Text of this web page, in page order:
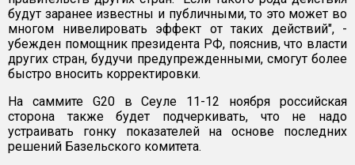
будут заранее известны и публичными, то это может во
многом нивелировать эффект от таких действий", -
убежден помощник президента РФ, пояснив, что власти
других стран, будучи предупрежденными, смогут более
быстро вносить корректировки.
На саммите G20 в Сеуле 11-12 ноября российская
сторона также будет подчеркивать, что не надо
устраивать гонку показателей на основе последних
решений Базельского комитета.